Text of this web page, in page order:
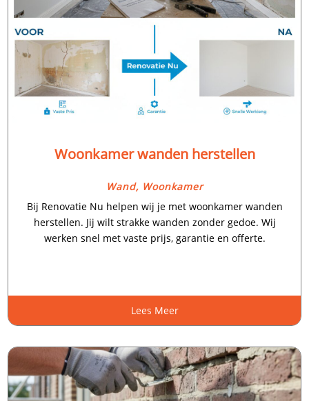
Woonkamer wanden herstellen
Wand, Woonkamer
Bij Renovatie Nu helpen wij je met woonkamer wanden
herstellen.​ Jij wilt strakke wanden zonder gedoe.​ Wij
werken snel met vaste prijs, garantie en offerte.​
Lees Meer